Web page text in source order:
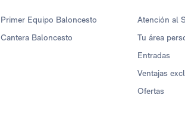
Primer Equipo Baloncesto
Cantera Baloncesto
Atención al
Tu área
Entradas
Ventajas
Ofertas